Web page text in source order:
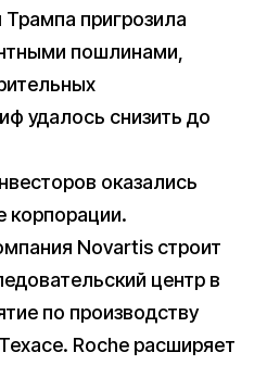
пригрозила
пошлинами,
удалось снизить до
оказались
корпорации.
Novartis строит
центр в
по производству
Roche расширяет